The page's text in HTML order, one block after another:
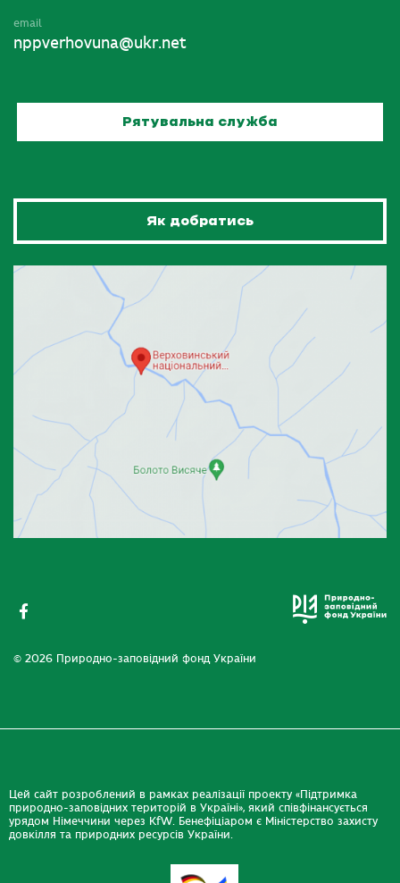
email
nppverhovuna@ukr.net
Рятувальна служба
Як добратись
© 2026 Природно-заповідний фонд України
Цей сайт розроблений в рамках реалізації проекту «Підтримка
природно-заповідних територій в Україні», який співфінансується
урядом Німеччини через KfW. Бенефіціаром є Міністерство захисту
довкілля та природних ресурсів України.